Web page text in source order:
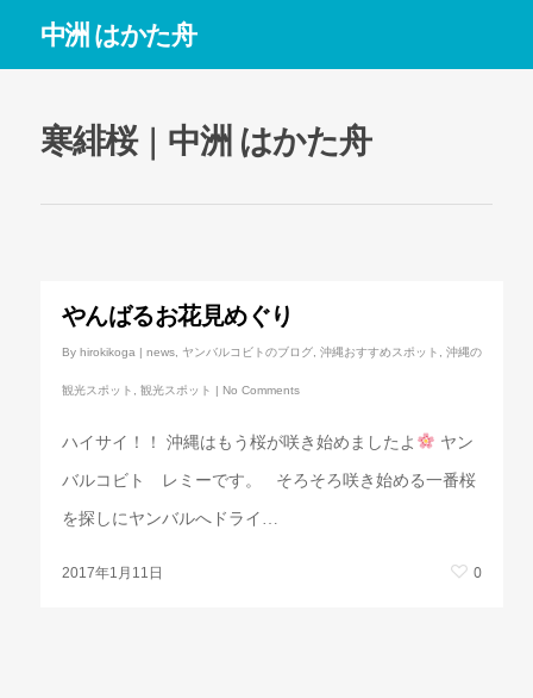
中洲 はかた舟
寒緋桜 | 中洲 はかた舟
やんばるお花見めぐり
By hirokikoga | news, ヤンバルコビトのブログ, 沖縄おすすめスポット 沖縄の
観光スポット 観光スポット | No Comments
ハイサイ！！ 沖縄はもう桜が咲き始めましたよ ヤン
バルコビト レミーです。 そろそろ咲き始める一番桜
を探しにヤンバルへドライ…
2017年1月11日 0